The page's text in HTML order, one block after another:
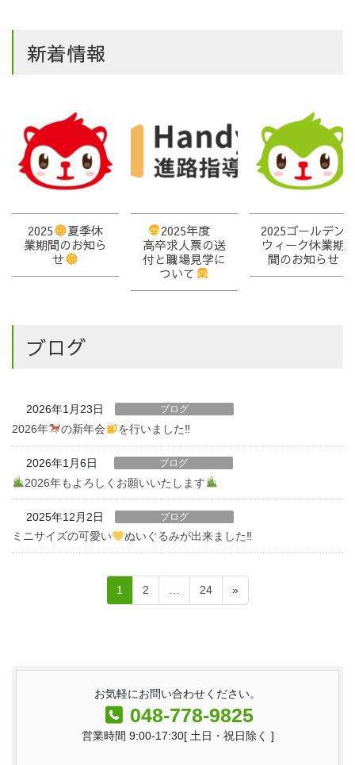
新着情報
2025
夏季休
業期間のお知ら
せ
2025年度
高卒求人票の送
付と職場見学に
ついて
2025ゴールデン
ウィーク休業期
間のお知らせ
ブログ
2026年1月23日 ブログ
2026年 の新年会 を行いました‼
2026年1月6日 ブログ
2026年もよろしくお願いいたします
2025年12月2日 ブログ
ミニサイズの可愛い ぬいぐるみが出来ました‼
ー
ペ
ー
1
ペ
ー
2
ペ
ー
24 »
お気軽にお問い合わせください。
048-778-9825
営業時間 9:00-17:30[ 土日・祝日除く ]